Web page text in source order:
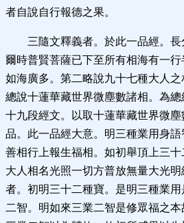
者自說自行報德之果。
三隨文釋義者。於此一品經。
爾時普賢菩薩已下至所有相海有一
如海廣多。第二略說九十七種大人
總說十蓮華藏世界微塵數諸相。為
十九段經文。以取十蓮華藏世界微
品。此一品經大意。明三種業用身
善相行上報生福相。如初舉頂上三
大人相名光照一切方普放無量大光
者。初明三十二種寶。是明三種業
二智。明如來三業二智是修眾福之